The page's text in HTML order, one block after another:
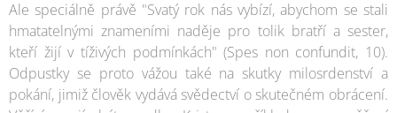
Ale speciálně právě "Svatý rok nás vybízí, abychom se stali
hmatatelnými znameními naděje pro tolik bratří a sester,
kteří žijí v tíživých podmínkách" (Spes non confundit, 10).
Odpustky se proto vážou také na skutky milosrdenství a
pokání, jimiž člověk vydává svědectví o skutečném obrácení.